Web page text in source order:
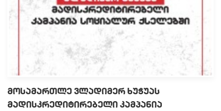
მოსამართლე ვლადიმერ ხუჭუას
მადისკრედიტირებელი კამპანია